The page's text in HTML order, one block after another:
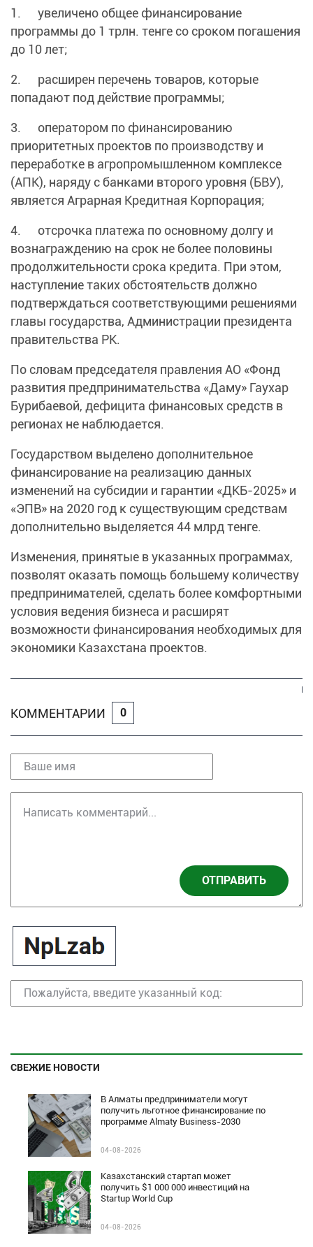
1. увеличено общее финансирование
программы до 1 трлн. тенге со сроком погашения
до 10 лет;
2. расширен перечень товаров, которые
попадают под действие программы;
3. оператором по финансированию
приоритетных проектов по производству и
переработке в агропромышленном комплексе
(АПК), наряду с банками второго уровня (БВУ),
является Аграрная Кредитная Корпорация;
4. отсрочка платежа по основному долгу и
вознаграждению на срок не более половины
продолжительности срока кредита. При этом,
наступление таких обстоятельств должно
подтверждаться соответствующими решениями
главы государства, Администрации президента
правительства РК.
По словам председателя правления АО «Фонд
развития предпринимательства «Даму» Гаухар
Бурибаевой, дефицита финансовых средств в
регионах не наблюдается.
Государством выделено дополнительное
финансирование на реализацию данных
изменений на субсидии и гарантии «ДКБ-2025» и
«ЭПВ» на 2020 год к существующим средствам
дополнительно выделяется 44 млрд тенге.
Изменения, принятые в указанных программах,
позволят оказать помощь большему количеству
предпринимателей, сделать более комфортными
условия ведения бизнеса и расширят
возможности финансирования необходимых для
экономики Казахстана проектов.
КОММЕНТАРИИ 0
ОТПРАВИТЬ
СВЕЖИЕ НОВОСТИ
В Алматы предприниматели могут
получить льготное финансирование по
программе Almaty Business-2030
04-08-2026
Казахстанский стартап может
получить $1 000 000 инвестиций на
Startup World Cup
04-08-2026